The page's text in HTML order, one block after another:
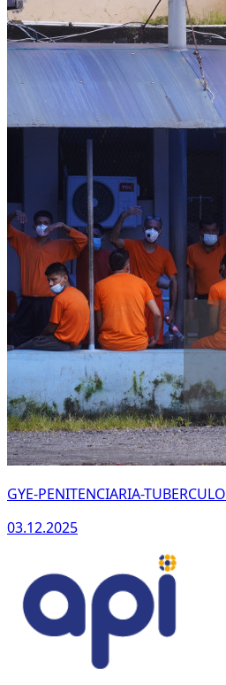
GYE-PENITENCIARIA-
03.12.2025